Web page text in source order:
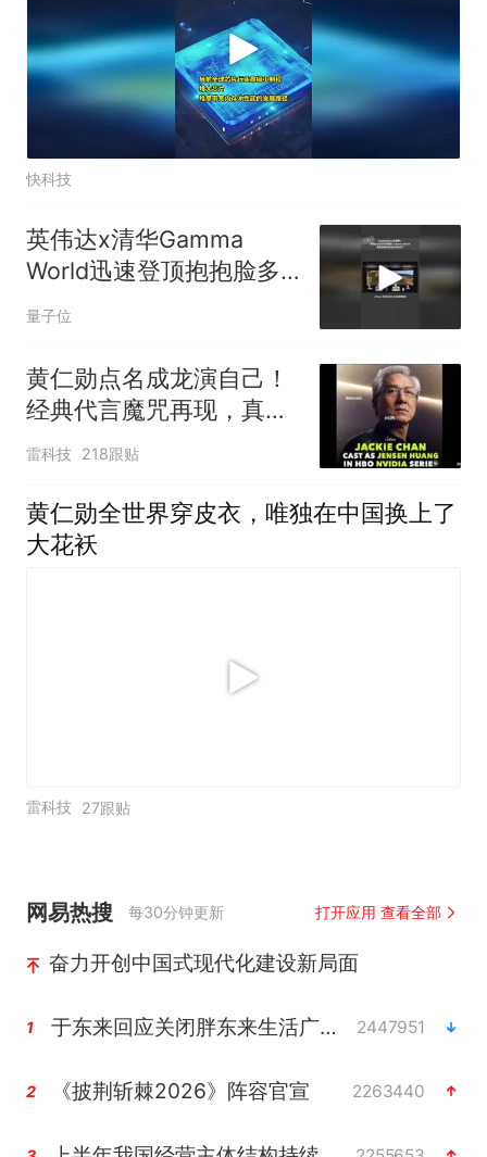
快科技
英伟达x清华Gamma
World迅速登顶抱抱脸多
智能体世界模型γ-World
量子位
黄仁勋点名成龙演自己！
经典代言魔咒再现，真要
出事了？
雷科技 218跟贴
黄仁勋全世界穿皮衣，唯独在中国换上了
大花袄
雷科技 27跟贴
网易热搜 每30分钟更新 打开应用 查看全部
奋力开创中国式现代化建设新局面
1 于东来回应关闭胖东来生活广场店 2447951
2 《披荆斩棘2026》阵容官宣 2263440